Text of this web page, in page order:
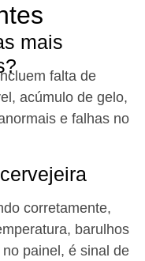
mais
falta de
acúmulo de gelo,
e falhas no
corretamente,
barulhos
painel, é sinal de